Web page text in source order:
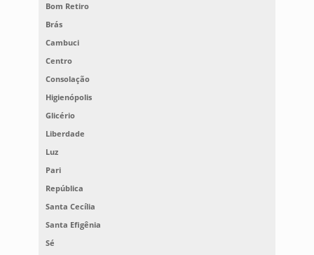
Bom Retiro
Brás
Cambuci
Centro
Consolação
Higienópolis
Glicério
Liberdade
Luz
Pari
República
Santa Cecília
Santa Efigênia
Sé